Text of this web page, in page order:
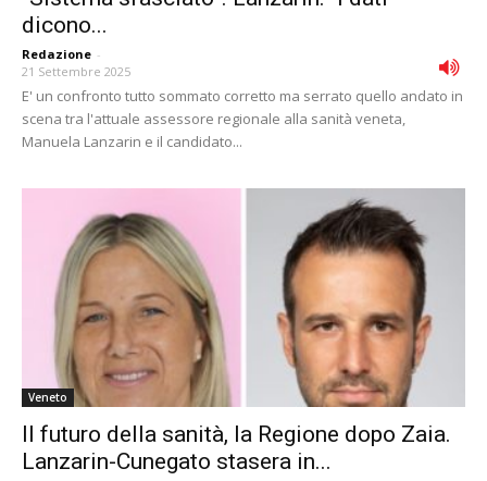
dicono...
Redazione -
21 Settembre 2025
E' un confronto tutto sommato corretto ma serrato quello andato in
scena tra l'attuale assessore regionale alla sanità veneta,
Manuela Lanzarin e il candidato...
Veneto
Il futuro della sanità, la Regione dopo Zaia.
Lanzarin-Cunegato stasera in...